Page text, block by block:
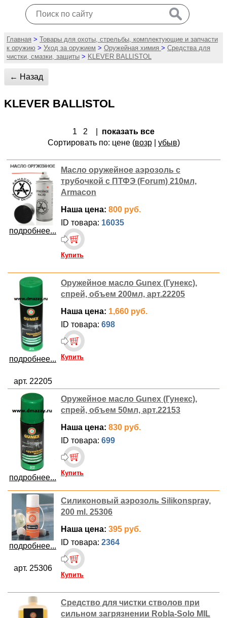
Главная > Товары для охоты, стрельбы, комплектующие и запчасти
к оружию > Уход за оружием > Оружейная химия > Средства для
чистки, смазки, защиты > KLEVER BALLISTOL
← Назад
KLEVER BALLISTOL
1 2
показать все
Сортировать по: цене (возр| убыв)
подробнее...
Масло оружейное аэрозоль с
трубочкой с ПТФЭ (Forum) 210мл,
Armacon
Наша цена: 800 руб.
ID товара: 16035
Купить
подробнее...
арт. 22205
Оружейное масло Gunex (Гунекс),
спрей, объем 200мл, арт.22205
Наша цена: 1,660 руб.
ID товара: 698
Купить
подробнее...
Оружейное масло Gunex (Гунекс),
спрей, объем 50мл, арт.22153
Наша цена: 830 руб.
ID товара: 699
Купить
подробнее...
арт. 25306
Силиконовый аэрозоль Silikonspray,
200 ml. 25306
Наша цена: 395 руб.
ID товара: 2364
Купить
Средство для чистки стволов при
сильном загрязнении Robla-Solo MIL